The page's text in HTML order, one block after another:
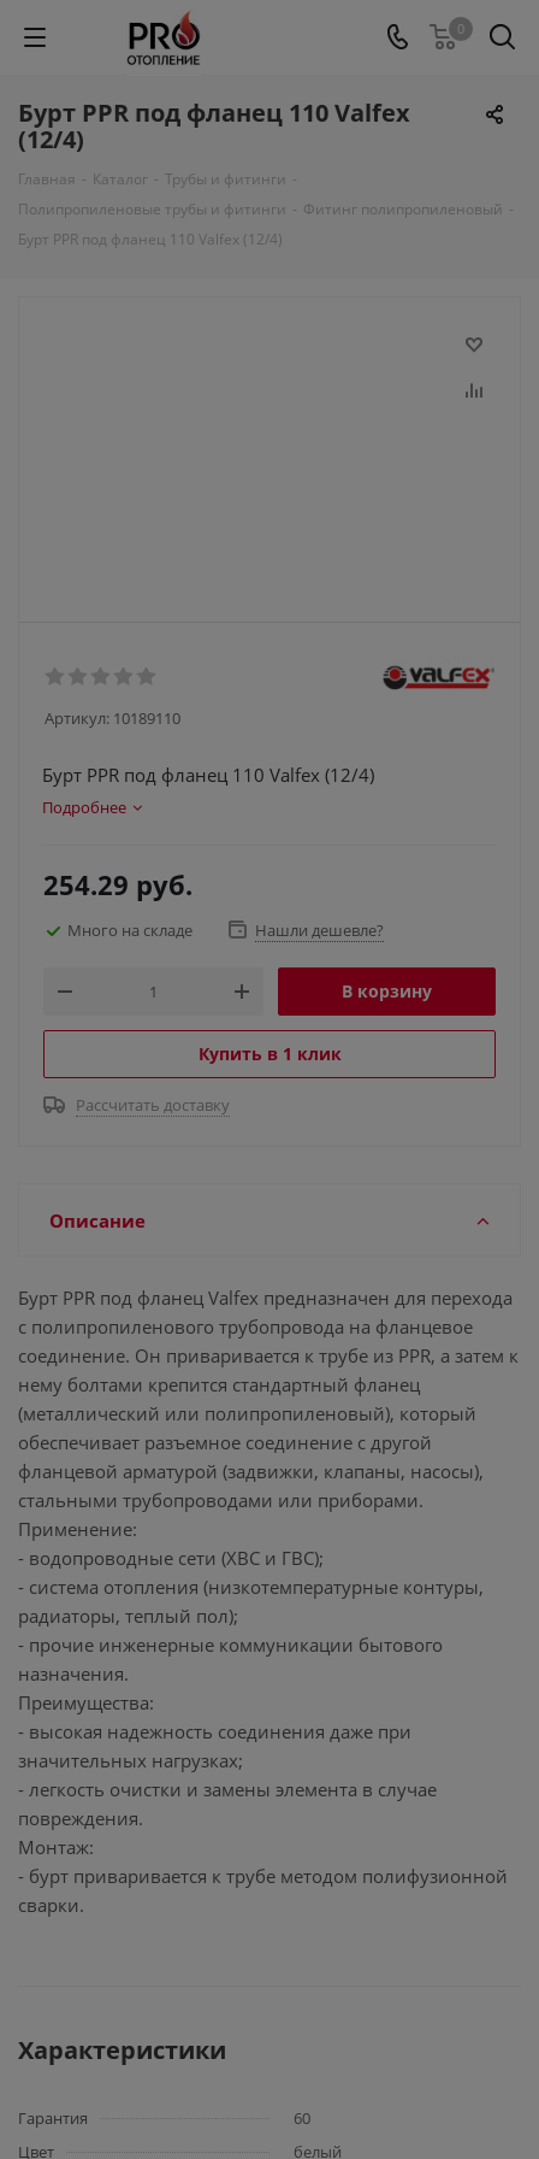
0
Бурт PPR под фланец 110 Valfex
(12/4)
Главная - Каталог - Трубы и фитинги -
Полипропиленовые трубы и фитинги - Фитинг полипропиленовый -
Бурт PPR под фланец 110 Valfex (12/4)
Артикул: 10189110
Бурт PPR под фланец 110 Valfex (12/4)
Подробнее
254.29 руб.
Много на складе Нашли дешевле?
В корзину
Купить в 1 клик
Рассчитать доставку
Описание
Бурт PPR под фланец Valfex предназначен для перехода
с полипропиленового трубопровода на фланцевое
соединение. Он приваривается к трубе из PPR, а затем к
нему болтами крепится стандартный фланец
(металлический или полипропиленовый), который
обеспечивает разъемное соединение с другой
фланцевой арматурой (задвижки, клапаны, насосы),
стальными трубопроводами или приборами.
Применение:
- водопроводные сети (ХВС и ГВС);
- система отопления (низкотемпературные контуры,
радиаторы, теплый пол);
- прочие инженерные коммуникации бытового
назначения.
Преимущества:
- высокая надежность соединения даже при
значительных нагрузках;
- легкость очистки и замены элемента в случае
повреждения.
Монтаж:
- бурт приваривается к трубе методом полифузионной
сварки.
Характеристики
Гарантия
60
Цвет
белый